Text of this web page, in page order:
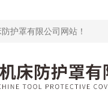
护罩有限公司网站！